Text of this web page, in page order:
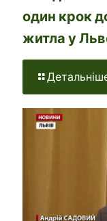
один крок
житла у